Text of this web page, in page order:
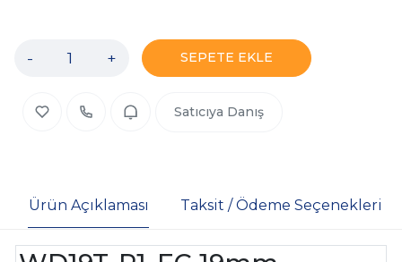
- + SEPETE EKLE
Satıcıya Danış
Ürün Açıklaması Taksit / Ödeme Seçenekleri